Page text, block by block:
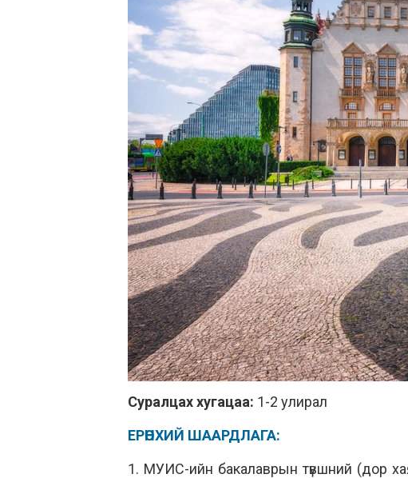
Суралцах хугацаа: 1-2 улирал
ЕРӨНХИЙ ШААРДЛАГА:
1. МУИС-ийн бакалаврын түвшний (дор